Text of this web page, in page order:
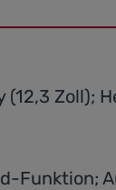
Zoll);
Funktion;